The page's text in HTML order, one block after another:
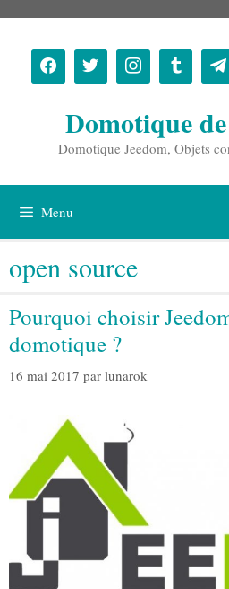
contenu
Domotique
Domotique Jeedom, Objets
Menu
open source
Pourquoi choisir
domotique ?
16 mai 2017 par lunarok